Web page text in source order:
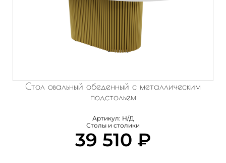
Стол овальный обеденный с металлическим
подстольем
Артикул: Н/Д
Столы и столики
39 510 ₽